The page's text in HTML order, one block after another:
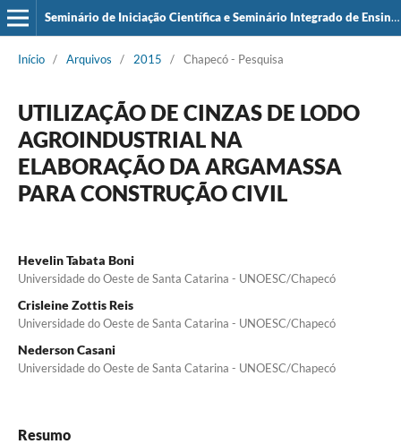
Seminário de Iniciação Científica e Seminário Integrado de Ensino, Pesquisa e Extensão (SIEPE)
Início / Arquivos / 2015 / Chapecó - Pesquisa
UTILIZAÇÃO DE CINZAS DE LODO
AGROINDUSTRIAL NA
ELABORAÇÃO DA ARGAMASSA
PARA CONSTRUÇÃO CIVIL
Hevelin Tabata Boni
Universidade do Oeste de Santa Catarina - UNOESC/Chapecó
Crisleine Zottis Reis
Universidade do Oeste de Santa Catarina - UNOESC/Chapecó
Nederson Casani
Universidade do Oeste de Santa Catarina - UNOESC/Chapecó
Resumo